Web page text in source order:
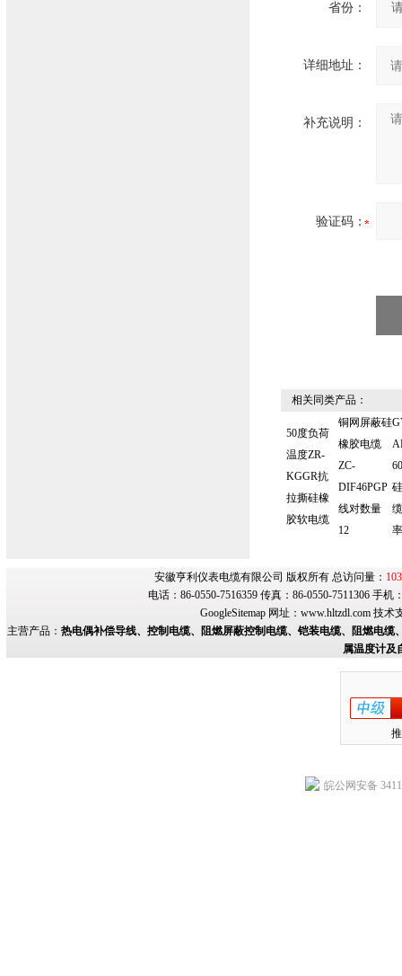
省份：
详细地址：
补充说明：
验证码：
相关同类产品：
50度负荷
温度ZR-
KGGR抗
拉撕硅橡
胶软电缆
铜网屏蔽硅
橡胶电缆
ZC-
DIF46PGP
线对数量
12
率
安徽亨利仪表电缆有限公司 版权所有 总访问量：
电话：86-0550-7516359 传真：86-0550-7511306 手
GoogleSitemap网址： www.hltzdl.com技术
主营产品： 热电偶补偿导线、控制电缆、阻燃屏蔽控制电缆、铠装电缆、阻燃电
属温度计及
皖公网安备